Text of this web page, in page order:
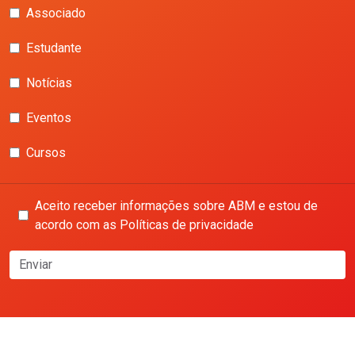
Associado
Estudante
Notícias
Eventos
Cursos
Aceito receber informações sobre ABM e estou de
acordo com as Políticas de privacidade
Enviar